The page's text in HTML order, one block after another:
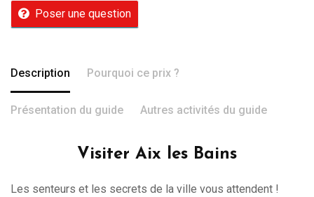
Poser une question
Description Pourquoi ce prix ?
Présentation du guide Autres activités du guide
Visiter Aix les Bains
Les senteurs et les secrets de la ville vous attendent !